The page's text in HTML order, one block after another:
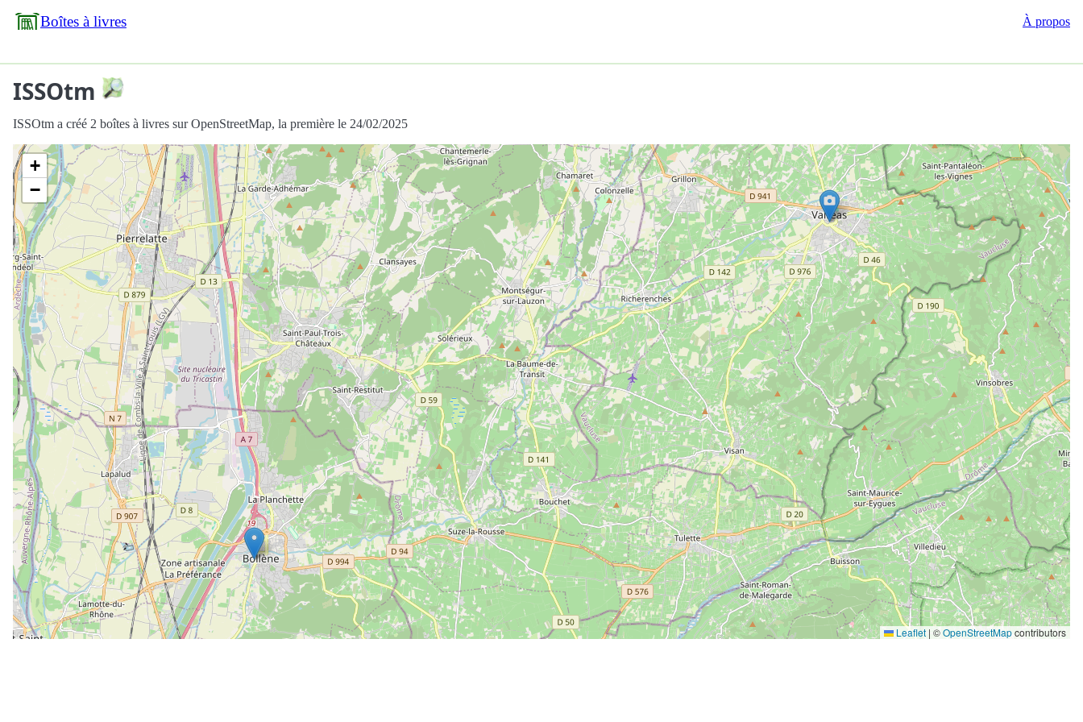
Boîtes à livres À propos
ISSOtm
ISSOtm a créé 2 boîtes à livres sur OpenStreetMap, la première le 24/02/2025
+
−
Leaflet | ©OpenStreetMapcontributors